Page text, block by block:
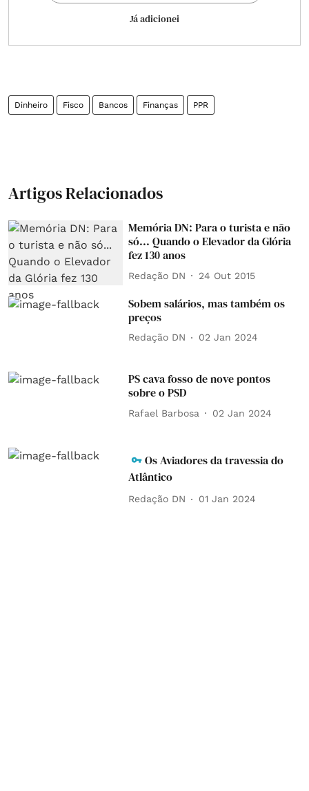
Já adicionei
Dinheiro Fisco Bancos Finanças PPR
Artigos Relacionados
Memória DN: Para o turista e não
só... Quando o Elevador da Glória
fez 130 anos
Redação DN 24 Out 2015
Sobem salários, mas também os
preços
Redação DN 02 Jan 2024
PS cava fosso de nove pontos
sobre o PSD
Rafael Barbosa 02 Jan 2024
Os Aviadores da travessia do
Atlântico
Redação DN 01 Jan 2024